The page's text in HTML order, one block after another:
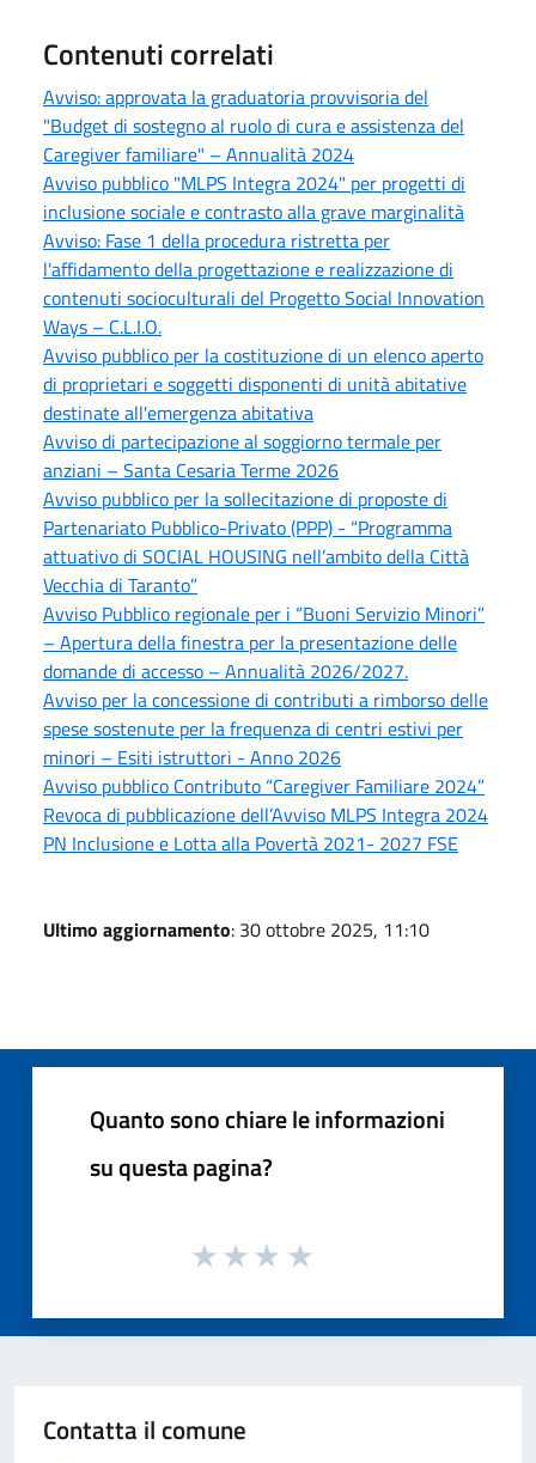
Contenuti correlati
Avviso: approvata la graduatoria provvisoria del
"Budget di sostegno al ruolo di cura e assistenza del
Caregiver familiare" – Annualità 2024
Avviso pubblico "MLPS Integra 2024" per progetti di
inclusione sociale e contrasto alla grave marginalità
Avviso: Fase 1 della procedura ristretta per
l'affidamento della progettazione e realizzazione di
contenuti socioculturali del Progetto Social Innovation
Ways – C.L.I.O.
Avviso pubblico per la costituzione di un elenco aperto
di proprietari e soggetti disponenti di unità abitative
destinate all'emergenza abitativa
Avviso di partecipazione al soggiorno termale per
anziani – Santa Cesaria Terme 2026
Avviso pubblico per la sollecitazione di proposte di
Partenariato Pubblico-Privato (PPP) - “Programma
attuativo di SOCIAL HOUSING nell’ambito della Città
Vecchia di Taranto”
Avviso Pubblico regionale per i “Buoni Servizio Minori”
– Apertura della finestra per la presentazione delle
domande di accesso – Annualità 2026/2027.
Avviso per la concessione di contributi a rimborso delle
spese sostenute per la frequenza di centri estivi per
minori – Esiti istruttori - Anno 2026
Avviso pubblico Contributo “Caregiver Familiare 2024”
Revoca di pubblicazione dell’Avviso MLPS Integra 2024
PN Inclusione e Lotta alla Povertà 2021- 2027 FSE
Ultimo aggiornamento: 30 ottobre 2025, 11:10
Quanto sono chiare le informazioni
su questa pagina?
Contatta il comune